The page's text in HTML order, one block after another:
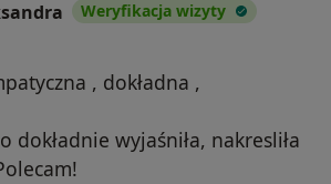
Weryfikacja wizyty
, dokładna ,
dokładnie wyjaśniła, nakresliła